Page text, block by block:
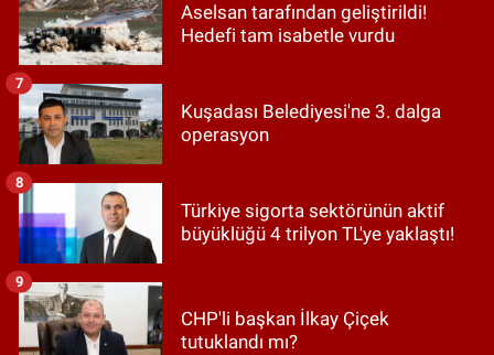
Aselsan tarafından geliştirildi!
Hedefi tam isabetle vurdu
Kuşadası Belediyesi'ne 3. dalga
operasyon
7
Türkiye sigorta sektörünün aktif
büyüklüğü 4 trilyon TL'ye yaklaştı!
8
CHP'li başkan İlkay Çiçek
tutuklandı mı?
9